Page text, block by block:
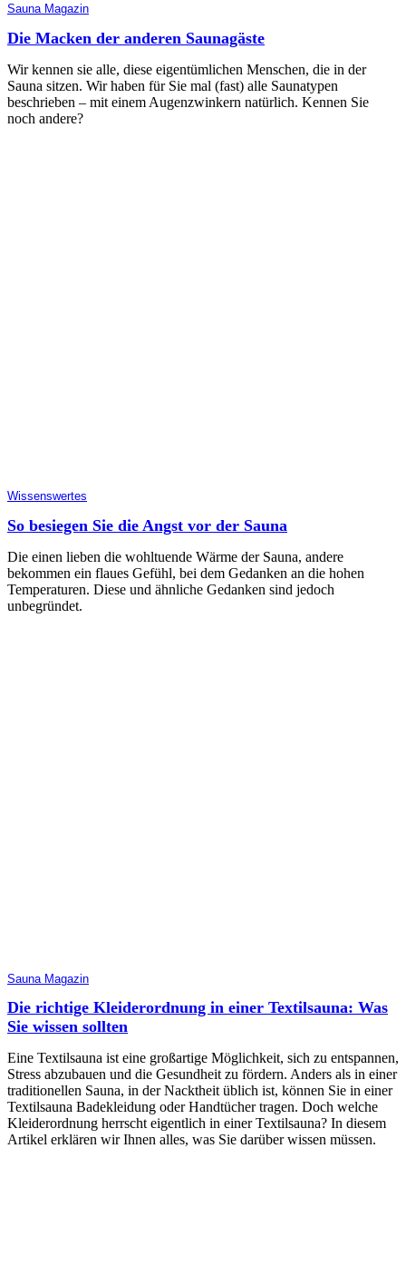
Sauna Magazin
Die Macken der anderen Saunagäste
Wir kennen sie alle, diese eigentümlichen Menschen, die in der
Sauna sitzen. Wir haben für Sie mal (fast) alle Saunatypen
beschrieben – mit einem Augenzwinkern natürlich. Kennen Sie
noch andere?
Wissenswertes
So besiegen Sie die Angst vor der Sauna
Die einen lieben die wohltuende Wärme der Sauna, andere
bekommen ein flaues Gefühl, bei dem Gedanken an die hohen
Temperaturen. Diese und ähnliche Gedanken sind jedoch
unbegründet.
Sauna Magazin
Die richtige Kleiderordnung in einer Textilsauna: Was
Sie wissen sollten
Eine Textilsauna ist eine großartige Möglichkeit, sich zu entspannen,
Stress abzubauen und die Gesundheit zu fördern. Anders als in einer
traditionellen Sauna, in der Nacktheit üblich ist, können Sie in einer
Textilsauna Badekleidung oder Handtücher tragen. Doch welche
Kleiderordnung herrscht eigentlich in einer Textilsauna? In diesem
Artikel erklären wir Ihnen alles, was Sie darüber wissen müssen.